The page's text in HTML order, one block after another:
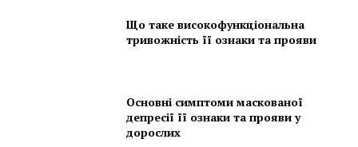
Що таке високофункціональна
тривожність її ознаки та прояви
Основні симптоми маскованої
депресії її ознаки та прояви у
дорослих